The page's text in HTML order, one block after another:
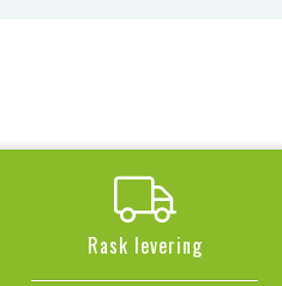
Rask levering